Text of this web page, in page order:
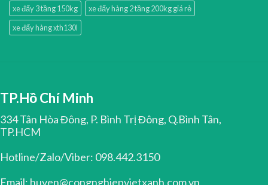
xe đẩy 3 tầng 150kg
xe đẩy hàng 2 tầng 200kg giá rẻ
xe đẩy hàng xth130l
TP.Hồ Chí Minh
334 Tân Hòa Đông, P. Bình Trị Đông, Q.Bình Tân,
TP.HCM
Hotline/Zalo/Viber: 098.442.3150
Email: huyen@congnghiepvietxanh.com.vn